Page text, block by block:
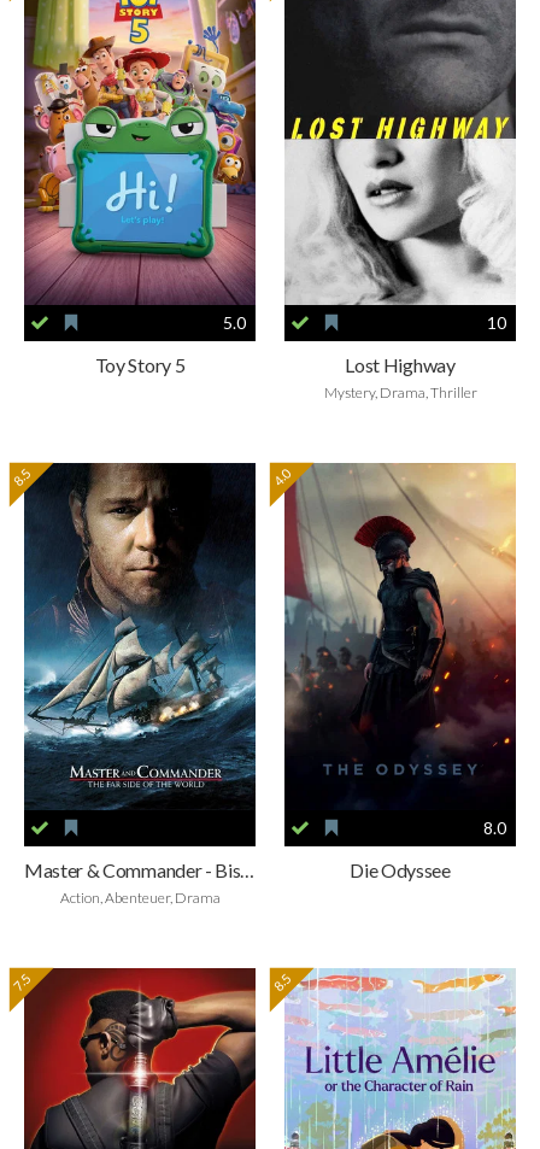
5.0
Toy Story 5
10
Lost Highway
Mystery, Drama, Thriller
8.5
Master & Commander - Bis ans Ende der Welt
Action, Abenteuer, Drama
4.0
8.0
Die Odyssee
7.5 8.5